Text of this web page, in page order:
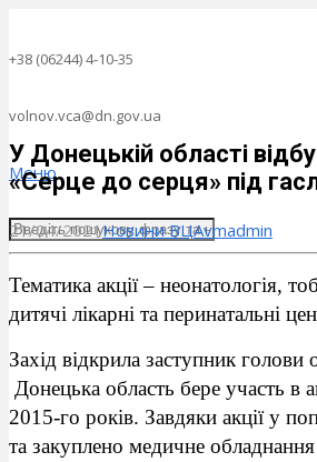
+38 (06244) 4-10-35
volnov.vca@dn.gov.ua
Меню
У Донецькій області
«Серце до серця» під
21/04/2021Новини ВЦАvmadmin
Тематика акції – неонатологія,
дитячі лікарні та перинатальні
Захід відкрила заступник голови
Донецька область бере участь в
2015-го років. Завдяки акції у
та закуплено медичне